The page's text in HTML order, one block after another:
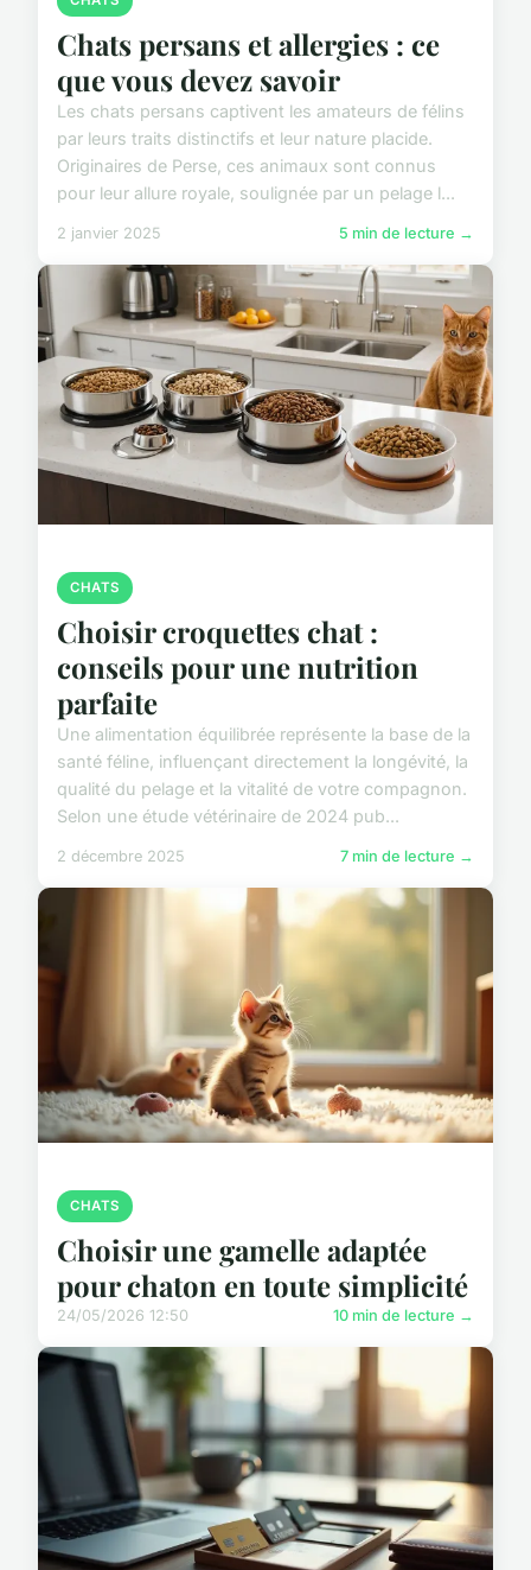
Chats persans et allergies : ce
que vous devez savoir
Les chats persans captivent les amateurs de félins
par leurs traits distinctifs et leur nature placide.
Originaires de Perse, ces animaux sont connus
pour leur allure royale, soulignée par un pelage l...
2 janvier 2025 5 min de lecture →
CHATS
Choisir croquettes chat :
conseils pour une nutrition
parfaite
Une alimentation équilibrée représente la base de la
santé féline, influençant directement la longévité, la
qualité du pelage et la vitalité de votre compagnon.
Selon une étude vétérinaire de 2024 pub...
2 décembre 2025 7 min de lecture →
CHATS
Choisir une gamelle adaptée
pour chaton en toute simplicité
24/05/2026 12:50 10 min de lecture →